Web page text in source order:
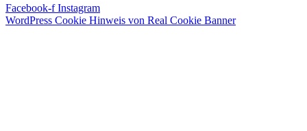
Facebook-f Instagram
WordPress Cookie Hinweis von Real Cookie Banner